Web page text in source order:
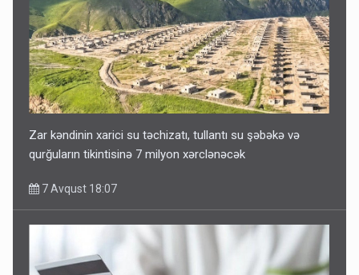
Zar kəndinin xarici su təchizatı, tullantı su şəbəkə və
qurğuların tikintisinə 7 milyon xərclənəcək
7 Avqust 18:07